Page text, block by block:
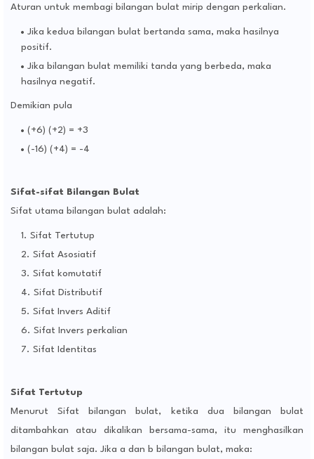
Aturan untuk membagi bilangan bulat mirip dengan perkalian.
Jika kedua bilangan bulat bertanda sama, maka hasilnya
positif.
Jika bilangan bulat memiliki tanda yang berbeda, maka
hasilnya negatif.
Demikian pula
(+6) (+2) = +3
(-16) (+4) = -4
Sifat-sifat Bilangan Bulat
Sifat utama bilangan bulat adalah:
Sifat Tertutup
Sifat Asosiatif
Sifat komutatif
Sifat Distributif
Sifat Invers Aditif
Sifat Invers perkalian
Sifat Identitas
Sifat Tertutup
Menurut Sifat bilangan bulat, ketika dua bilangan bulat
ditambahkan atau dikalikan bersama-sama, itu menghasilkan
bilangan bulat saja. Jika a dan b bilangan bulat, maka: